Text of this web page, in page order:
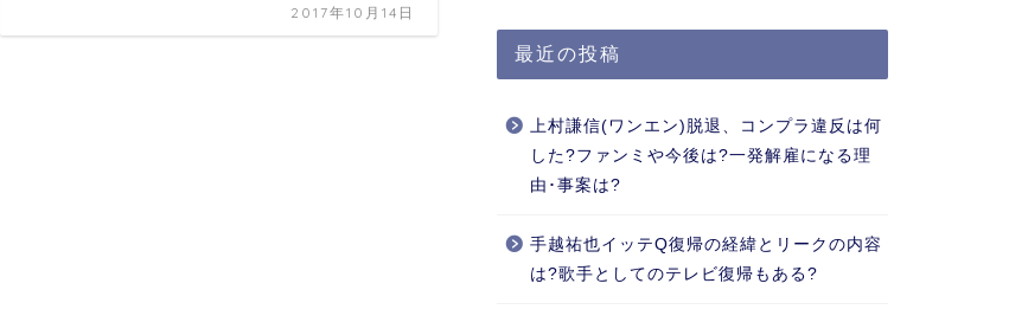
2017年10月14日
最近の投稿
上村謙信(ワンエン)脱退、コンプラ違反は何
した?ファンミや今後は?一発解雇になる理
由･事案は?
手越祐也イッテQ復帰の経緯とリークの内容
は?歌手としてのテレビ復帰もある?